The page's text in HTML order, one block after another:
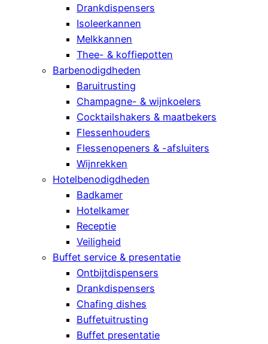
Drankdispensers
Isoleerkannen
Melkkannen
Thee- & koffiepotten
Barbenodigdheden
Baruitrusting
Champagne- & wijnkoelers
Cocktailshakers & maatbekers
Flessenhouders
Flessenopeners & -afsluiters
Wijnrekken
Hotelbenodigdheden
Badkamer
Hotelkamer
Receptie
Veiligheid
Buffet service & presentatie
Ontbijtdispensers
Drankdispensers
Chafing dishes
Buffetuitrusting
Buffet presentatie